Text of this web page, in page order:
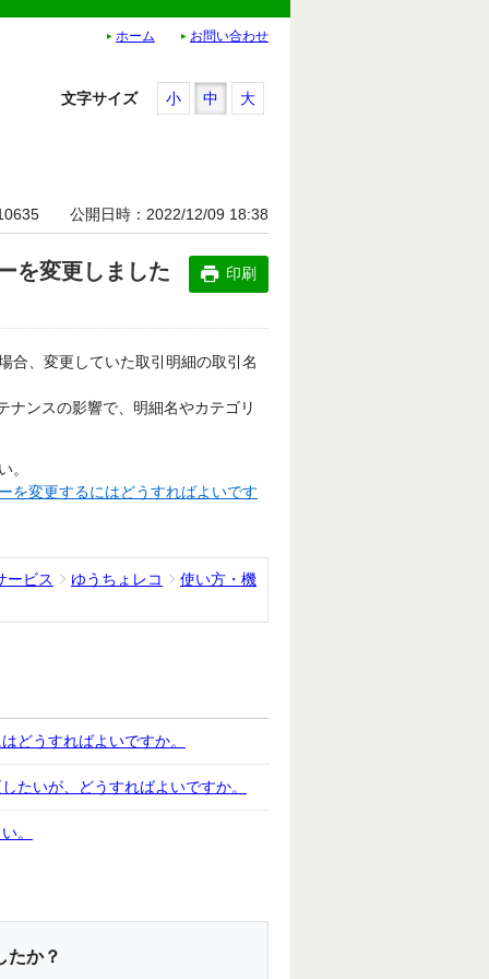
ホーム お問い合わせ
文字サイズ 小 中 大
公開日時 2022/12/09 18:38
を変更しました 印刷
合、変更していた取引明細の取引名
ンスの影響で、明細名やカテゴリ
。
を変更するにはどうすればよいです
ービス ゆうちょレコ 使い方・機
どうすればよいですか。
たいが、どうすればよいですか。
。
たか？